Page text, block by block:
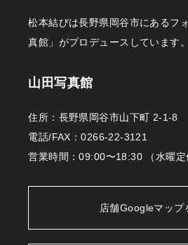
松本結びは長野県岡谷市にあるフ
真館」がプロデュースしています。
山田写真館
住所：長野県岡谷市山下町 2-1-8
電話/FAX：0266-22-3121
営業時間：09:00〜18:30 （水曜定
店舗Googleマップ